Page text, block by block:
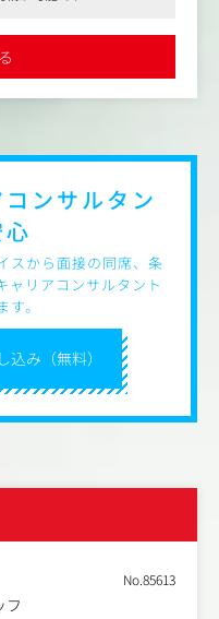
巻き込んだPRイベント
コミ）創出と、SNS拡
のディレクション全般
ケティングプランの企
レーナー、他事業部と
ンとしたイベント、SN
して活躍いただきます
ともでき、キャリアア
を感じられます
ワーク、副業可能など柔
ライベートも充実させな
み（無料）
ンサルタン
スから面接の同席、条
ャリアコンサルタント
。
No.85613
フ